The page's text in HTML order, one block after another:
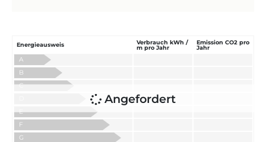
Angefordert
Energieausweis
Verbrauch kWh /
m pro Jahr
Emission CO2 pro
Jahr
A
B
C
E
F
G